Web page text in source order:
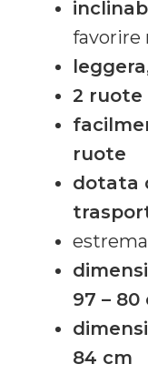
favorire
2
ruote
dotata
97 – 80
84 cm